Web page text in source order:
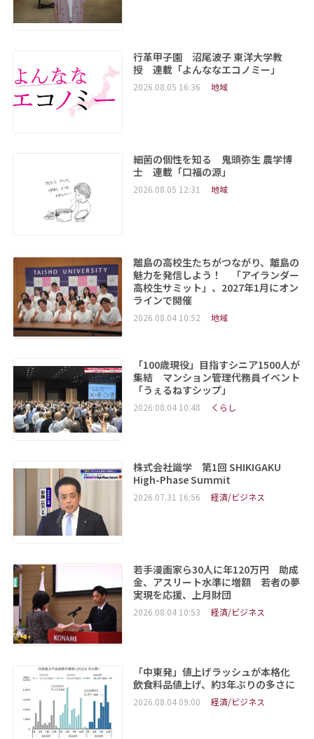
行革甲子園 沼尾波子 東洋大学教
授 連載「よんななエコノミー」
2026.08.05 16:36 地域
細菌の個性を知る 鬼頭弥生 農学博
士 連載「口福の源」
2026.08.05 12:31 地域
離島の高校生たちがつながり、離島の
魅力を発信しよう！ 「アイランダー
高校生サミット」、2027年1月にオン
ラインで開催
2026.08.04 10:52 地域
「100歳現役」目指すシニア1500人が
集結 マンション管理代務員イベント
「うぇるねすシップ」
2026.08.04 10:48 くらし
株式会社識学 第1回 SHIKIGAKU
High-Phase Summit
2026.07.31 16:56 経済/ビジネス
若手漫画家ら30人に年120万円 助成
金、アスリート水準に増額 若者の夢
実現を応援、上月財団
2026.08.04 10:53 経済/ビジネス
「中東発」値上げラッシュが本格化
飲食料品値上げ、約3年ぶりの多さに
2026.08.04 09:00 経済/ビジネス